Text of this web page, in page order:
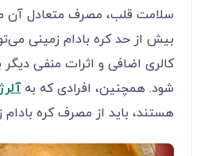
سلامت قلب، مصرف متعادل
بیش از حد کره بادام زمینی
کالری اضافی و اثرات منفی
شود. همچنین، افرادی که به
هستند، باید از مصرف کره بادام